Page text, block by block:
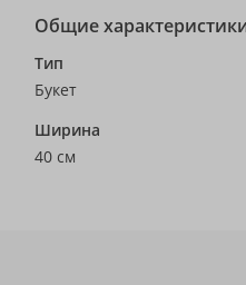
Общие
Тип
Букет
Ширина
40 см